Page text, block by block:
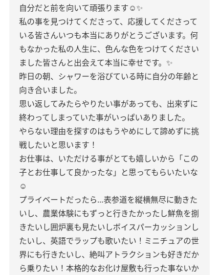
自分だと前を向いて頑張ります☺️✨
私の事を見つけてくださって、応援してくださって
いる皆さんいつも本当にありがとうございます。 何
もなかった私の人生に、色んな色をつけてください
ました皆さんと出会えて本当に幸せです。✨
昨日の朝、シャワーを浴びている時に自分の年齢と
向き合いました。
思い返してみたらやりたい事があっても、出来ずに
終わってしまっていた事がいっぱいありました。
やらない理由を探すのはもうやめにして諦めずに挑
戦したいと思います！
お仕事は、いただける事がとても嬉しいから 「この
子とお仕事して良かったな」 と思ってもらいたいな
☺️
プライベートだったら…表参道を縦横無尽に動きた
いし、 農業体験にもずっと行きたかったし鮮魚を捌
きたいし囲炉裏も見たいしボイスパーカッションし
たいし、英語でラップも歌いたい！ ミニチュアの世
界にも行きたいし、絶叫アトラクションも好きだか
ら乗りたい！ 本格的なお化け屋敷も行った事ないか